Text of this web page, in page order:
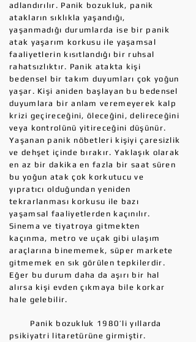
adlandırılır. Panik bozukluk, panik
atakların sıklıkla yaşandığı,
yaşanmadığı durumlarda ise bir panik
atak yaşarım korkusu ile yaşamsal
faaliyetlerin kısıtlandığı bir ruhsal
rahatsızlıktır. Panik atakta kişi
bedensel bir takım duyumları çok yoğun
yaşar. Kişi aniden başlayan bu bedensel
duyumlara bir anlam veremeyerek kalp
krizi geçireceğini, öleceğini, delireceğini
veya kontrolünü yitireceğini düşünür.
Yaşanan panik nöbetleri kişiyi çaresizlik
ve dehşet içinde bırakır. Yaklaşık olarak
en az bir dakika en fazla bir saat süren
bu yoğun atak çok korkutucu ve
yıpratıcı olduğundan yeniden
tekrarlanması korkusu ile bazı
yaşamsal faaliyetlerden kaçınılır.
Sinema ve tiyatroya gitmekten
kaçınma, metro ve uçak gibi ulaşım
araçlarına binememek, süper markete
gitmemek en sık görülen tepkilerdir.
Eğer bu durum daha da aşırı bir hal
alırsa kişi evden çıkmaya bile korkar
hale gelebilir.
Panik bozukluk 1980’li yıllarda
psikiyatri litaretürüne girmiştir.